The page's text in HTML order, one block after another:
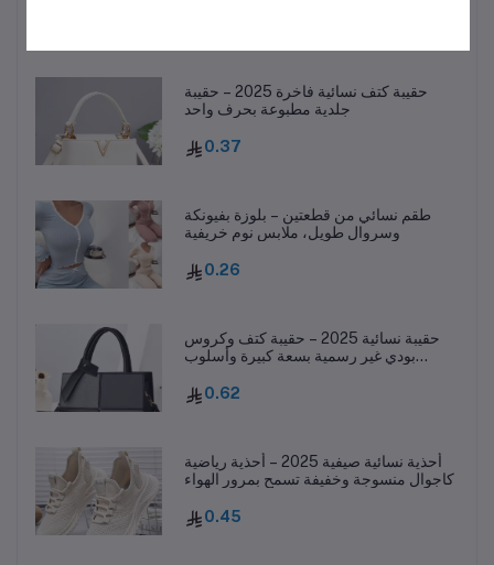
حقيبة كتف نسائية فاخرة 2025 – حقيبة
جلدية مطبوعة بحرف واحد
0.37
طقم نسائي من قطعتين – بلوزة بفيونكة
وسروال طويل، ملابس نوم خريفية
0.26
حقيبة نسائية 2025 – حقيبة كتف وكروس
بودي غير رسمية بسعة كبيرة وأسلوب
0.62
أحذية نسائية صيفية 2025 – أحذية رياضية
كاجوال منسوجة وخفيفة تسمح بمرور الهواء
0.45